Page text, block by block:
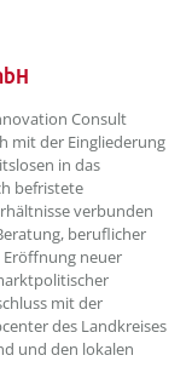
Consult
mit der Eingliederung
in das
befristete
verbunden
beruflicher
neuer
mit der
des Landkreises
und den lokalen